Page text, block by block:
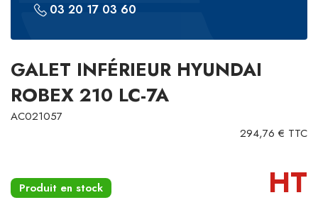
03 20 17 03 60
GALET INFÉRIEUR HYUNDAI
ROBEX 210 LC-7A
AC021057
294,76 € TTC
Produit en stock HT